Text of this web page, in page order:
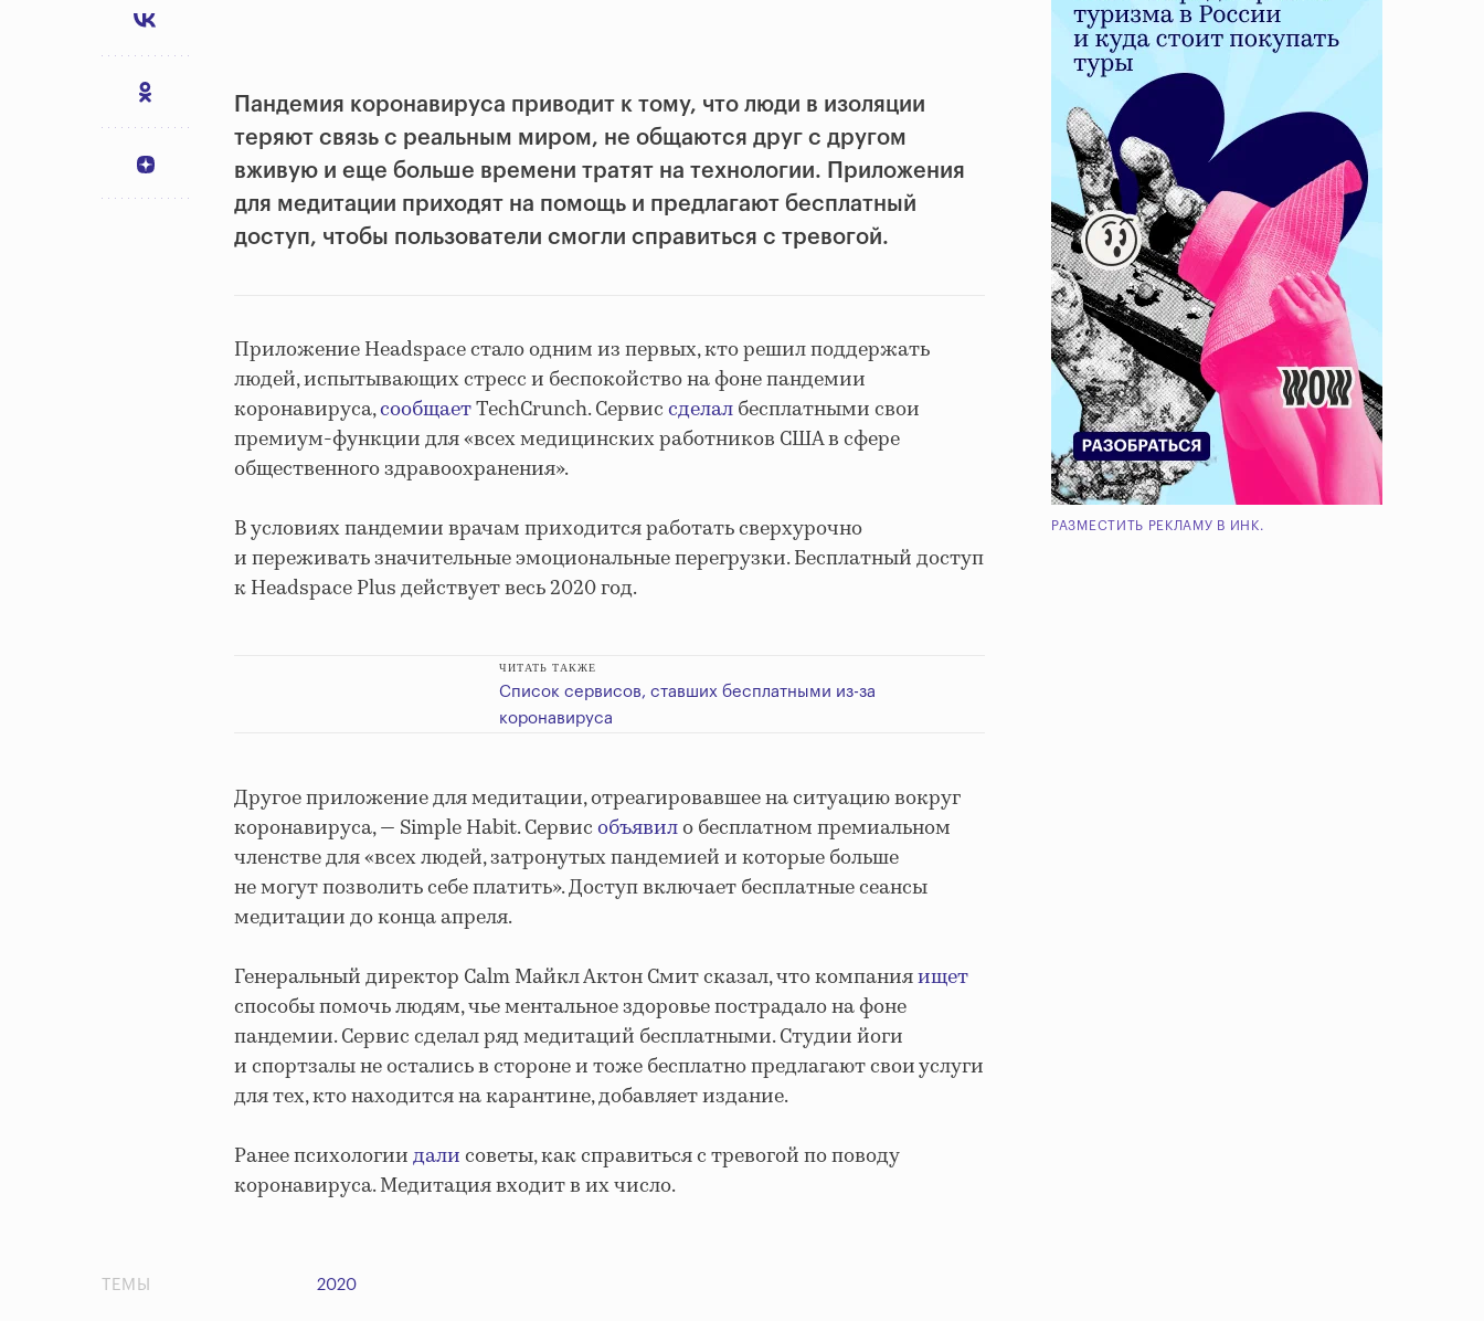
Пандемия коронавируса приводит к тому, что люди в изоляции
теряют связь с реальным миром, не общаются друг с другом
вживую и еще больше времени тратят на технологии. Приложения
для медитации приходят на помощь и предлагают бесплатный
доступ, чтобы пользователи смогли справиться с тревогой.
Приложение Headspace стало одним из первых, кто решил поддержать
людей, испытывающих стресс и беспокойство на фоне пандемии
коронавируса,сообщаетTechCrunch. Сервиссделалбесплатными свои
премиум-функции для «всех медицинских работников США в сфере
общественного здравоохранения».
В условиях пандемии врачам приходится работать сверхурочно
и переживать значительные эмоциональные перегрузки. Бесплатный доступ
к Headspace Plus действует весь 2020 год.
ЧИТАТЬ ТАКЖЕ
Список сервисов, ставших бесплатными из-за
коронавируса
Другое приложение для медитации, отреагировавшее на ситуацию вокруг
коронавируса, — Simple Habit. Сервисобъявило бесплатном премиальном
членстве для «всех людей, затронутых пандемией и которые больше
не могут позволить себе платить». Доступ включает бесплатные сеансы
медитации до конца апреля.
Генеральный директор Calm Майкл Актон Смит сказал, что компанияищет
способы помочь людям, чье ментальное здоровье пострадало на фоне
пандемии. Сервис сделал ряд медитаций бесплатными. Студии йоги
и спортзалы не остались в стороне и тоже бесплатно предлагают свои услуги
для тех, кто находится на карантине, добавляет издание.
Ранее психологиидалисоветы, как справиться с тревогой по поводу
коронавируса. Медитация входит в их число.
РАЗМЕСТИТЬ РЕКЛАМУ В ИНК.
ТЕМЫ 2020